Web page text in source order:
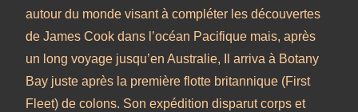
autour du monde visant à compléter les découvertes
de James Cook dans l’océan Pacifique mais, après
un long voyage jusqu’en Australie, Il arriva à Botany
Bay juste après la première flotte britannique (First
Fleet) de colons. Son expédition disparut corps et